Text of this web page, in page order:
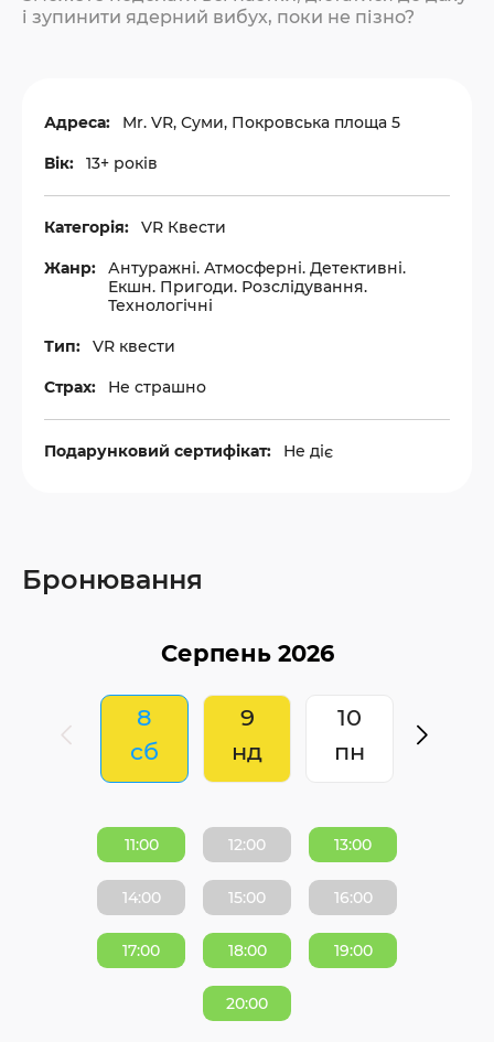
і зупинити ядерний вибух, поки не пізно?
Адреса: Mr. VR, Суми, Покровська площа 5
Вік: 13+ років
Категорія: VR Квести
Жанр:
Антуражні. Атмосферні. Детективні.
Екшн. Пригоди. Розслідування.
Технологічні
Тип: VR квести
Страх: Не страшно
Подарунковий сертифікат: Не діє
Бронювання
8
сб
9
нд
10
пн
11:00 12:00 13:00
14:00 15:00 16:00
17:00 18:00 19:00
20:00